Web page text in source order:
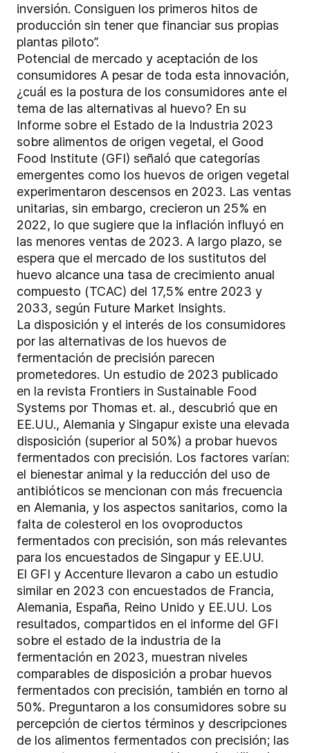
inversión. Consiguen los primeros hitos de
producción sin tener que financiar sus propias
plantas piloto”.
Potencial de mercado y aceptación de los
consumidores A pesar de toda esta innovación,
¿cuál es la postura de los consumidores ante el
tema de las alternativas al huevo? En su
Informe sobre el Estado de la Industria 2023
sobre alimentos de origen vegetal, el Good
Food Institute (GFI) señaló que categorías
emergentes como los huevos de origen vegetal
experimentaron descensos en 2023. Las ventas
unitarias, sin embargo, crecieron un 25% en
2022, lo que sugiere que la inflación influyó en
las menores ventas de 2023. A largo plazo, se
espera que el mercado de los sustitutos del
huevo alcance una tasa de crecimiento anual
compuesto (TCAC) del 17,5% entre 2023 y
2033, según Future Market Insights.
La disposición y el interés de los consumidores
por las alternativas de los huevos de
fermentación de precisión parecen
prometedores. Un estudio de 2023 publicado
en la revista Frontiers in Sustainable Food
Systems por Thomas et. al., descubrió que en
EE.UU., Alemania y Singapur existe una elevada
disposición (superior al 50%) a probar huevos
fermentados con precisión. Los factores varían:
el bienestar animal y la reducción del uso de
antibióticos se mencionan con más frecuencia
en Alemania, y los aspectos sanitarios, como la
falta de colesterol en los ovoproductos
fermentados con precisión, son más relevantes
para los encuestados de Singapur y EE.UU.
El GFI y Accenture llevaron a cabo un estudio
similar en 2023 con encuestados de Francia,
Alemania, España, Reino Unido y EE.UU. Los
resultados, compartidos en el informe del GFI
sobre el estado de la industria de la
fermentación en 2023, muestran niveles
comparables de disposición a probar huevos
fermentados con precisión, también en torno al
50%. Preguntaron a los consumidores sobre su
percepción de ciertos términos y descripciones
de los alimentos fermentados con precisión; las